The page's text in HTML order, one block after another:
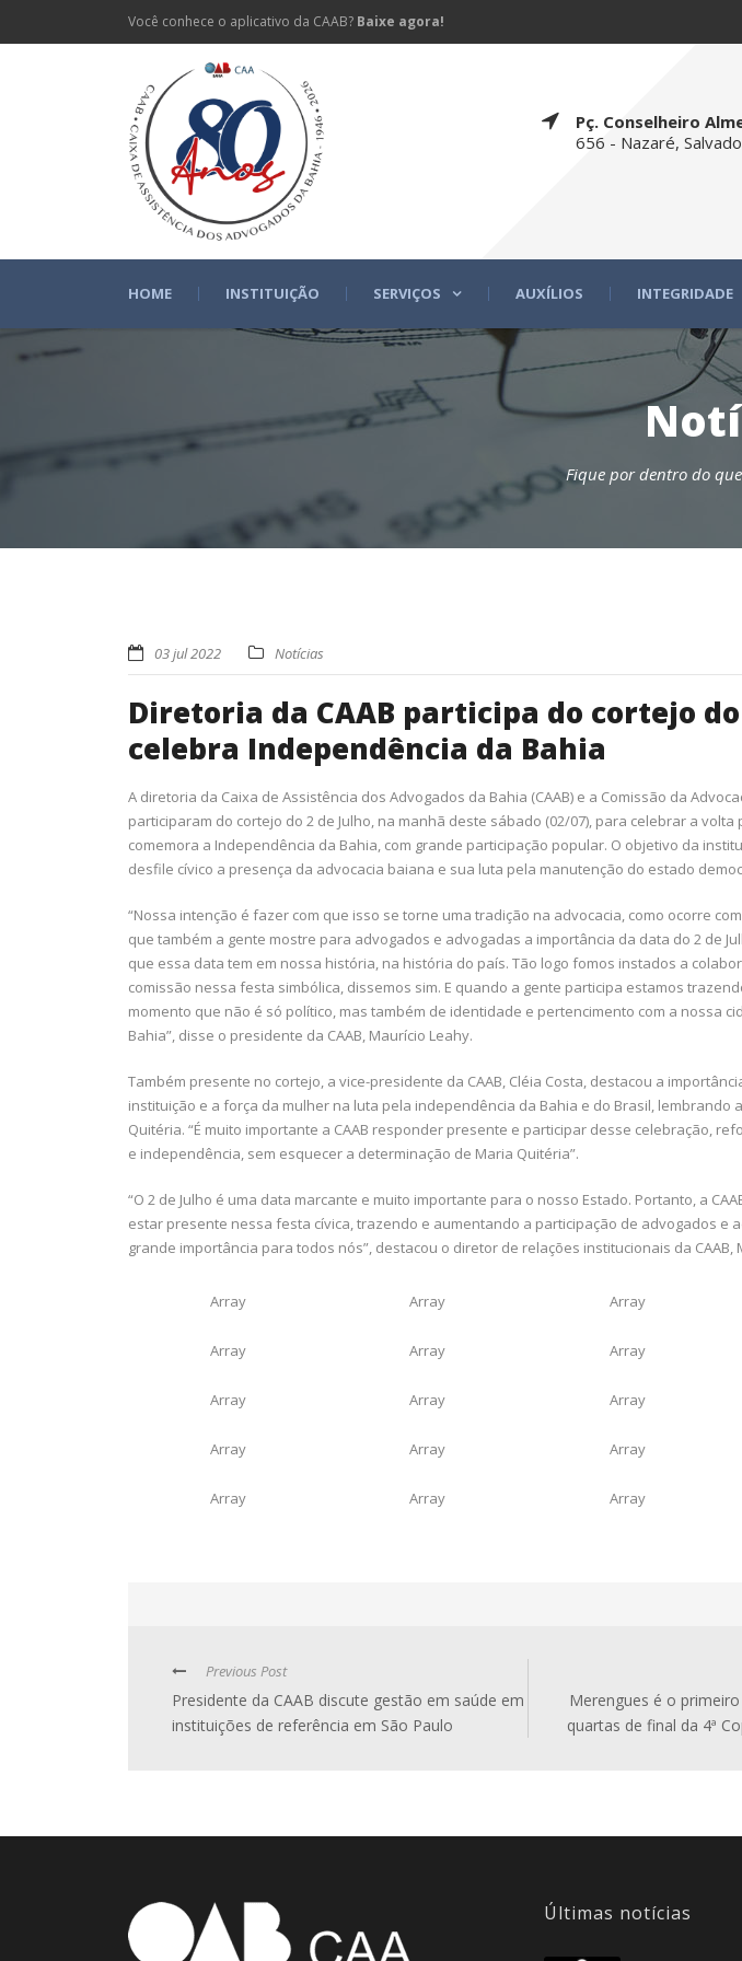
Você conhece o aplicativo da CAAB? Baixe agora!
Pç. Conselheiro
656 - Nazaré,
HOME INSTITUIÇÃO SERVIÇOS AUXÍLIOS INTEGRIDADE
Fique por dentro do
03 jul 2022 Notícias
Diretoria da CAAB participa do cortejo do
celebra Independência da Bahia
A diretoria da Caixa de Assistência dos Advogados da Bahia (CAAB) e a Comissão da
participaram do cortejo do 2 de Julho, na manhã deste sábado (02/07), para celebrar a
comemora a Independência da Bahia, com grande participação popular. O objetivo da
desfile cívico a presença da advocacia baiana e sua luta pela manutenção do estado
“Nossa intenção é fazer com que isso se torne uma tradição na advocacia, como ocorre
que também a gente mostre para advogados e advogadas a importância da data do 2 de
que essa data tem em nossa história, na história do país. Tão logo fomos instados a
comissão nessa festa simbólica, dissemos sim. E quando a gente participa estamos
momento que não é só político, mas também de identidade e pertencimento com a nossa
Bahia”, disse o presidente da CAAB, Maurício Leahy.
Também presente no cortejo, a vice-presidente da CAAB, Cléia Costa, destacou a
instituição e a força da mulher na luta pela independência da Bahia e do Brasil, lembrando
Quitéria. “É muito importante a CAAB responder presente e participar desse celebração,
e independência, sem esquecer a determinação de Maria Quitéria”.
“O 2 de Julho é uma data marcante e muito importante para o nosso Estado. Portanto, a
estar presente nessa festa cívica, trazendo e aumentando a participação de advogados e
grande importância para todos nós”, destacou o diretor de relações institucionais da CAAB,
Array Array Array
Array Array Array
Array Array Array
Array Array Array
Array Array Array
Previous Post
Presidente da CAAB discute gestão em saúde em
instituições de referência em São Paulo
Merengues é o
quartas de final da 4ª
Últimas notícias